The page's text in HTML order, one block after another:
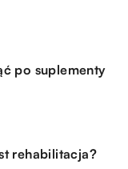
po suplementy
rehabilitacja?